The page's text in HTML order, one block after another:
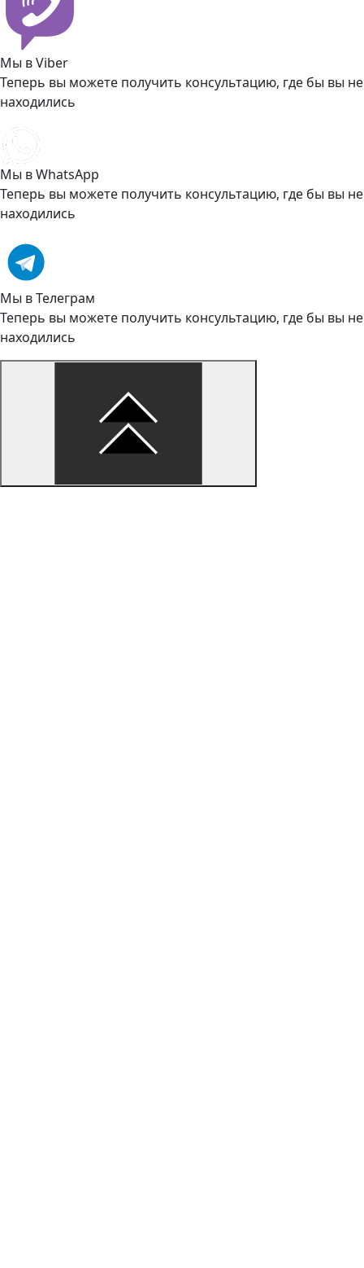
Мы в Viber
Теперь вы можете получить консультацию, где бы вы не
находились
Мы в WhatsApp
Теперь вы можете получить консультацию, где бы вы не
находились
Мы в Телеграм
Теперь вы можете получить консультацию, где бы вы не
находились